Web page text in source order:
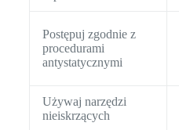
Postępuj zgodnie z
procedurami
antystatycznymi
Używaj narzędzi
nieiskrzących